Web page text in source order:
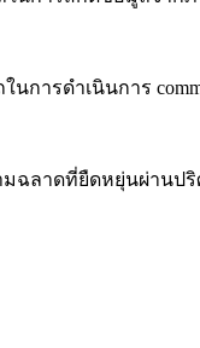
การดำเนินการ
ฉลาดที่ยืดหยุ่นผ่านปริ